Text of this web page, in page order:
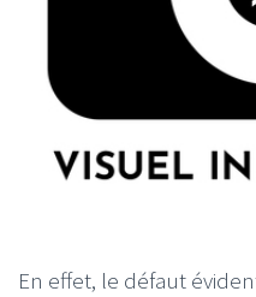
En effet, le défaut